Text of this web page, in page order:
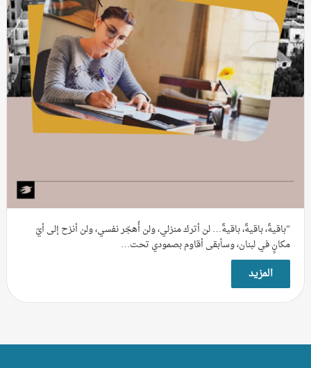
”باقيةٌ، باقيةٌ، باقيةٌ… لن أترك منزلي، ولن أُهجّر نفسي، ولن أنزح إلى أيّ
مكانٍ في لبنان، وسأبقى أقاوم بصمودي تحت…
المزيد